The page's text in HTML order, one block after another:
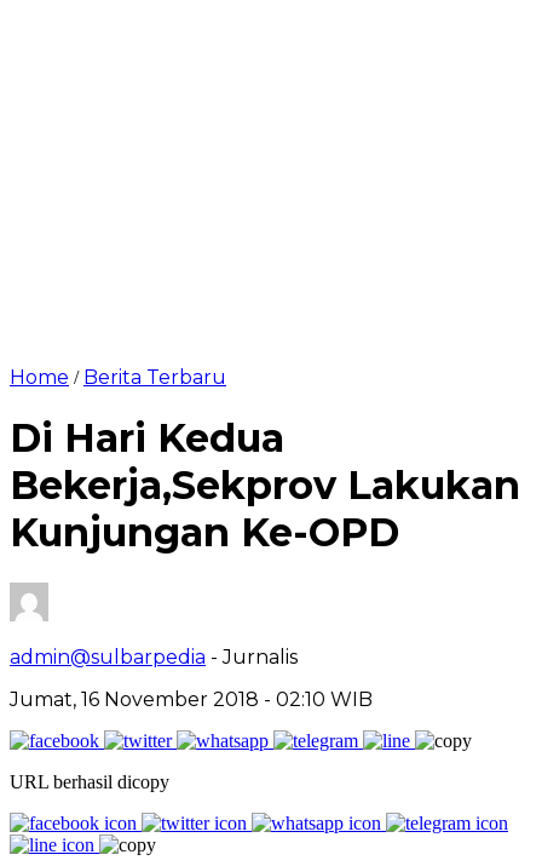
Home / Berita Terbaru
Di Hari Kedua
Bekerja,Sekprov Lakukan
Kunjungan Ke-OPD
admin@sulbarpedia - Jurnalis
Jumat, 16 November 2018 - 02:10 WIB
URL berhasil dicopy